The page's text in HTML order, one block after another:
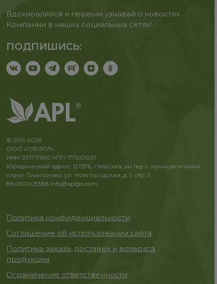
Вдохновляйся и первым узнавай о новостях
Компании в наших социальных сетях!
ПОДПИШИСЬ:
© 2011-2026
ООО «ГЛБЭПЛ»
ИНН: 9717171510 КПП: 771501001
Юридический адрес: 127576, г.Москва, вн.тер.г. муниципальный
округ Лианозово, ул. Новгородская, д. 1, стр. 5
88002005388 info@aplgo.com
Политика конфиденциальности
Соглашение об использовании сайта
Политика заказа, доставки и возврата
продукции
Ограничение ответственности